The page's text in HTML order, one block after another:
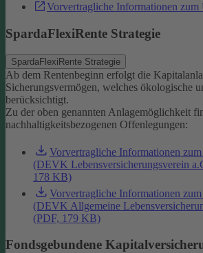
Vorvertragliche Informationen
SpardaFlexiRente Strategie
SpardaFlexiRente Strategie
Ab dem Rentenbeginn erfolgt die
Sicherungsvermögen, welches ökologische
berücksichtigt.
Zu der oben genannten Anlagemöglichkeit
nachhaltigkeitsbezogenen Offenlegungen:
Vorvertragliche Informationen
(DEVK Lebensversicherungsverein
178 KB)
Vorvertragliche Informationen
(DEVK Allgemeine
(PDF, 179 KB)
Fondsgebundene